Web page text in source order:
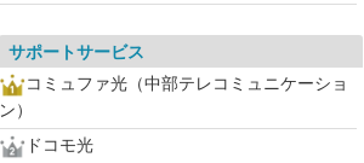
サポートサービス
コミュファ光（中部テレコミュニケーショ
ン）
ドコモ光